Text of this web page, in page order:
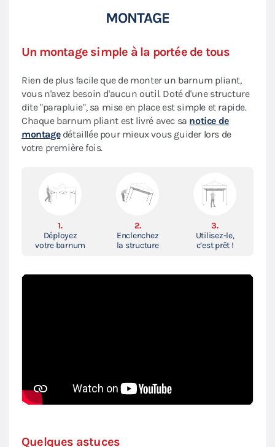
MONTAGE
Un montage simple à la portée de tous
Rien de plus facile que de monter un barnum pliant,
vous n'avez besoin d'aucun outil. Doté d'une structure
dite "parapluie", sa mise en place est simple et rapide.
Chaque barnum pliant est livré avec sa notice de
montagedétaillée pour mieux vous guider lors de
votre première fois.
1.
Déployez
votre barnum
2.
Enclenchez
la structure
3.
Utilisez-le,
c’est prêt !
Quelques astuces